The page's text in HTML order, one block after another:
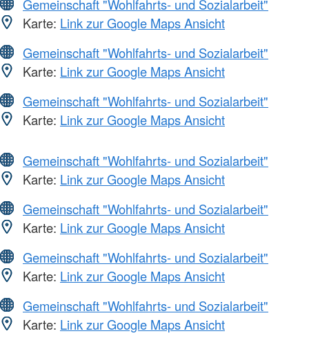
Gemeinschaft "Wohlfahrts- und Sozialarbeit"
Karte: Link zur Google Maps Ansicht
Gemeinschaft "Wohlfahrts- und Sozialarbeit"
Karte: Link zur Google Maps Ansicht
Gemeinschaft "Wohlfahrts- und Sozialarbeit"
Karte: Link zur Google Maps Ansicht
Gemeinschaft "Wohlfahrts- und Sozialarbeit"
Karte: Link zur Google Maps Ansicht
Gemeinschaft "Wohlfahrts- und Sozialarbeit"
Karte: Link zur Google Maps Ansicht
Gemeinschaft "Wohlfahrts- und Sozialarbeit"
Karte: Link zur Google Maps Ansicht
Gemeinschaft "Wohlfahrts- und Sozialarbeit"
Karte: Link zur Google Maps Ansicht